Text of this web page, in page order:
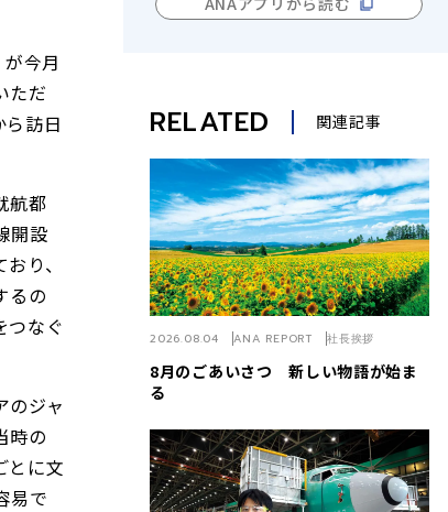
今月
ただ
訪日
航都
開設
り、
るの
つなぐ
のジャ
時の
とに文
易で
RELATED 関連記事
8月のごあいさつ 新しい物語が始ま
る
2026.08.04 ANA REPORT 社長挨拶